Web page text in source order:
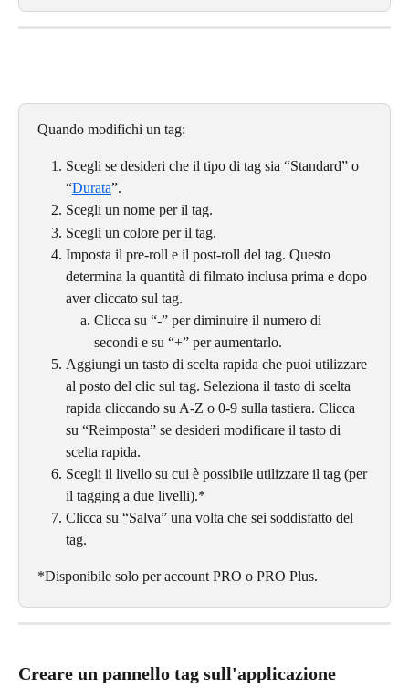
Quando modifichi un tag:
Scegli se desideri che il tipo di tag sia “Standard” o
“Durata”.
Scegli un nome per il tag.
Scegli un colore per il tag.
Imposta il pre-roll e il post-roll del tag. Questo
determina la quantità di filmato inclusa prima e dopo
aver cliccato sul tag.
Clicca su “-” per diminuire il numero di
secondi e su “+” per aumentarlo.
Aggiungi un tasto di scelta rapida che puoi utilizzare
al posto del clic sul tag. Seleziona il tasto di scelta
rapida cliccando su A-Z o 0-9 sulla tastiera. Clicca
su “Reimposta” se desideri modificare il tasto di
scelta rapida.
Scegli il livello su cui è possibile utilizzare il tag (per
il tagging a due livelli).*
Clicca su “Salva” una volta che sei soddisfatto del
tag.
*Disponibile solo per account PRO o PRO Plus.
Creare un pannello tag sull'applicazione